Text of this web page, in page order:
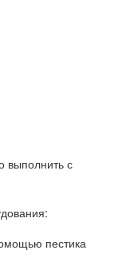
выполнить с
пестика